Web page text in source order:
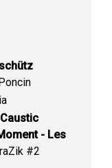
- Les
#2